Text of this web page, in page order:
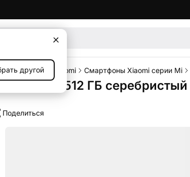
другой
Смартфоны Xiaomi Смартфоны Xiaomi серии Mi
Ultra 16/512 ГБ
Поделиться